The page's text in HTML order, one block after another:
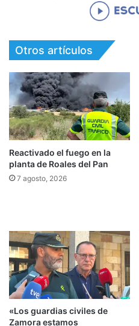
Otros artículos
Reactivado el fuego en la
planta de Roales del Pan
7 agosto, 2026
«Los guardias civiles de
Zamora estamos